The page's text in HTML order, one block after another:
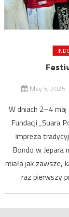
May 5, 2025
W dniach 2–4
Fundacji „Suara
Impreza
Bondo w Jepara
miała jak zawsze,
raz pierwszy